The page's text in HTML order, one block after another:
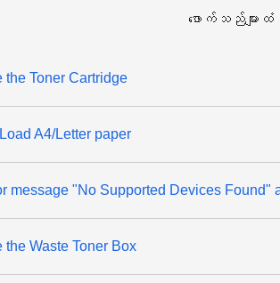
ဖောက်သည်များထံ
the Toner Cartridge
A4/Letter paper
message "No Supported Devices Found"
the Waste Toner Box